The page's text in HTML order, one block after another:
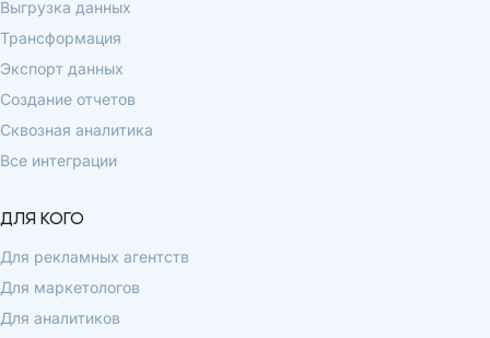
Выгрузка данных
Трансформация
Экспорт данных
Создание отчетов
Сквозная аналитика
Все интеграции
ДЛЯ КОГО
Для рекламных агентств
Для маркетологов
Для аналитиков